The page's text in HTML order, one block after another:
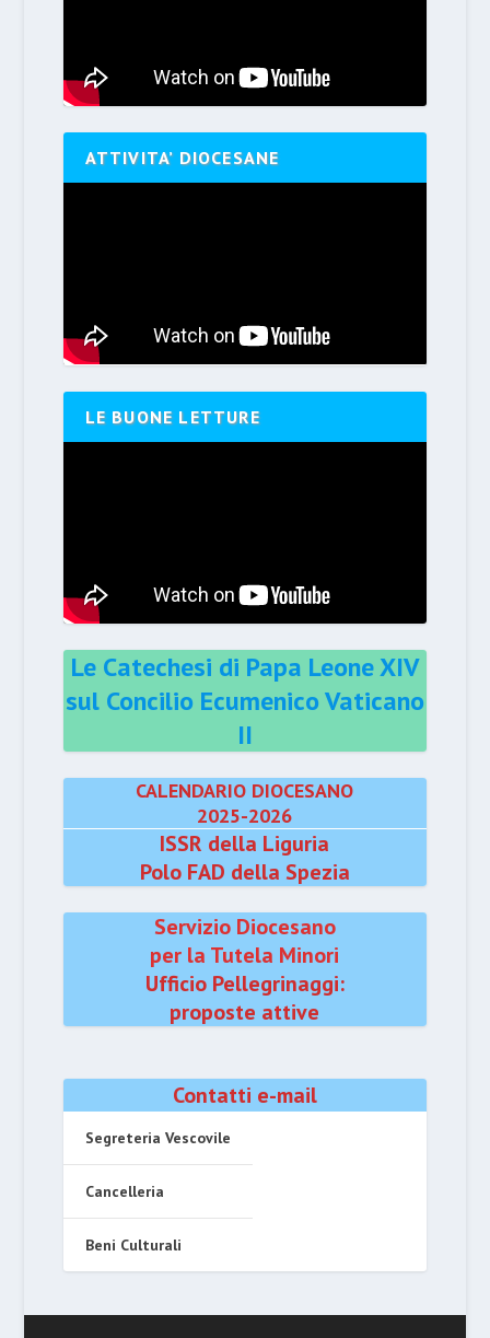
ATTIVITA’ DIOCESANE
LE BUONE LETTURE
Le Catechesi di Papa Leone XIV
sul Concilio Ecumenico Vaticano
II
CALENDARIO DIOCESANO
2025-2026
ISSR della Liguria
Polo FAD della Spezia
Servizio Diocesano
per la Tutela Minori
Ufficio Pellegrinaggi:
proposte attive
Contatti e-mail
Segreteria Vescovile
Cancelleria
Beni Culturali